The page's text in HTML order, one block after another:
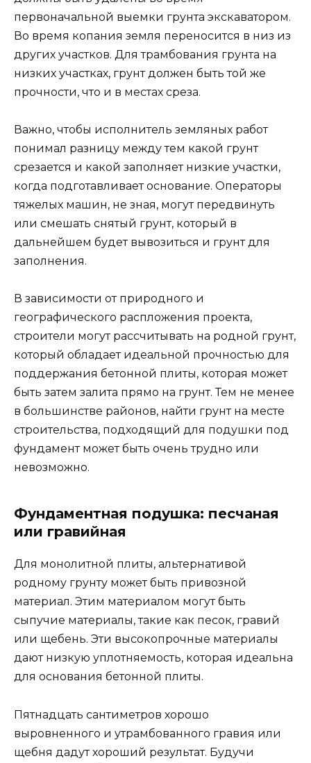
первоначальной выемки грунта экскаватором.
Во время копания земля переносится в низ из
других участков. Для трамбования грунта на
низких участках, грунт должен быть той же
прочности, что и в местах среза.
Важно, чтобы исполнитель земляных работ
понимал разницу между тем какой грунт
срезается и какой заполняет низкие участки,
когда подготавливает основание. Операторы
тяжелых машин, не зная, могут передвинуть
или смешать снятый грунт, который в
дальнейшем будет вывозиться и грунт для
заполнения.
В зависимости от природного и
географического распложения проекта,
строители могут рассчитывать на родной грунт,
который обладает идеальной прочностью для
поддержания бетонной плиты, которая может
быть затем залита прямо на грунт. Тем не менее
в большинстве районов, найти грунт на месте
строительства, подходящий для подушки под
фундамент может быть очень трудно или
невозможно.
Фундаментная подушка: песчаная
или гравийная
Для монолитной плиты, альтернативой
родному грунту может быть привозной
материал. Этим материалом могут быть
сыпучие материалы, такие как песок, гравий
или щебень. Эти высокопрочные материалы
дают низкую уплотняемость, которая идеальна
для основания бетонной плиты.
Пятнадцать сантиметров хорошо
выровненного и утрамбованного гравия или
щебня дадут хороший результат. Будучи